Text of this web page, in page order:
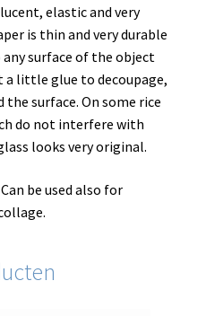
elastic and very
is thin and very durable
surface of the object
little glue to decoupage,
surface. On some rice
do not interfere with
looks very original.
be used also for